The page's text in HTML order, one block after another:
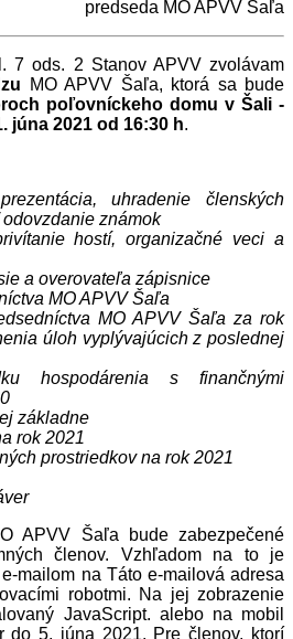
predseda MO APVV Šaľa
7 ods. 2 Stanov APVV zvolávam
MO APVV Šaľa, ktorá sa bude
poľovníckeho domu v Šali -
júna 2021 od 16:30 h.
uhradenie členských
známok
hostí, organizačné veci a
a overovateľa zápisnice
MO APVV Šaľa
MO APVV Šaľa za rok
úloh vyplývajúcich z poslednej
hospodárenia s finančnými
základne
rok 2021
prostriedkov na rok 2021
Šaľa bude zabezpečené
členov. Vzhľadom na to je
mailom na Táto e-mailová adresa
robotmi. Na jej zobrazenie
JavaScript. alebo na mobil
do 5. júna 2021. Pre členov, ktorí